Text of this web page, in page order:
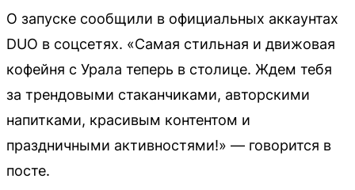
О запуске сообщили в официальных аккаунтах
DUO в соцсетях. «Самая стильная и движовая
кофейня с Урала теперь в столице. Ждем тебя
за трендовыми стаканчиками, авторскими
напитками, красивым контентом и
праздничными активностями!» — говорится в
посте.